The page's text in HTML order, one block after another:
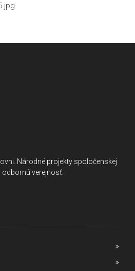
Národné projekty spoločenskej
verejnosť.